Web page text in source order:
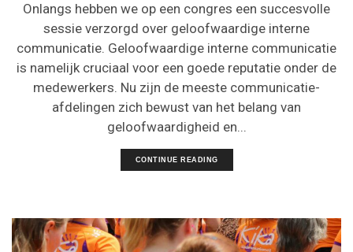
Onlangs hebben we op een congres een succesvolle
sessie verzorgd over geloofwaardige interne
communicatie. Geloofwaardige interne communicatie
is namelijk cruciaal voor een goede reputatie onder de
medewerkers. Nu zijn de meeste communicatie-
afdelingen zich bewust van het belang van
geloofwaardigheid en...
CONTINUE READING